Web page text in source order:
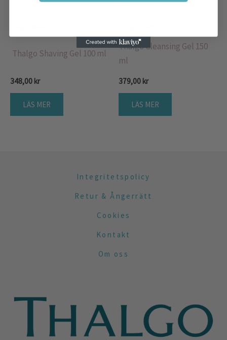
Thalgo Shaving Gel 100 ml
348,00 kr
LÄS MER
Thalgo Cleansing Gel 150
ml
379,00 kr
LÄS MER
Integritetspolicy
Retur & Ångerrätt
Cookies
Kontakt
Om oss